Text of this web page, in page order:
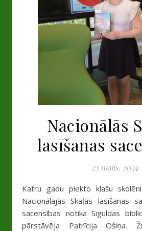
Nacionālās
lasīšanas
23 maijs, 2024
Katru gadu piekto klašu skolēni Latvijā sacenšas
Nacionālajās Skaļās lasīšanas
sacensības notika Siguldas
pārstāvēja Patrīcija Ošiņa.